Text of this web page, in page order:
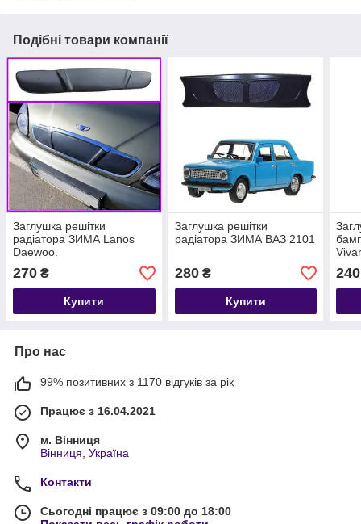
Подібні товари компанії
Заглушка решітки
радіатора ЗИМА Lanos
Daewoo.
270 ₴
Купити
Заглушка решітки
радіатора ЗИМА ВАЗ 2101
280₴
Купити
240
Про нас
99% позитивних з 1170 відгуків за рік
Працює з 16.04.2021
м. Вінниця
Вінниця, Україна
Контакти
Сьогодні працює з 09:00 до 18:00